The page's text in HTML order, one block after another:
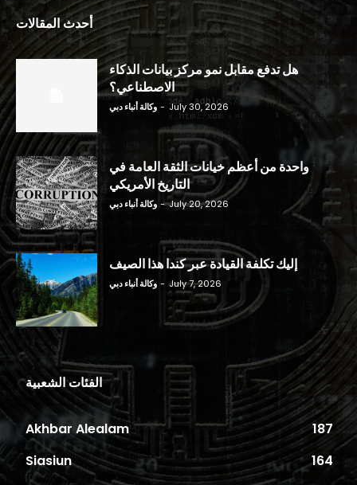
أحدث المقالات
هل تدفع مقابل نمو مركز بيانات الذكاء
الاصطناعي؟
وكالة أنباء دبي - July 30, 2026
واحدة من أعظم خيانات الثقة العامة في
التاريخ الأمريكي
وكالة أنباء دبي - July 20, 2026
إليك تكلفة القيادة عبر كندا هذا الصيف
وكالة أنباء دبي - July 7, 2026
الفئات الشعبية
Akhbar Alealam
187
Siasiun
164